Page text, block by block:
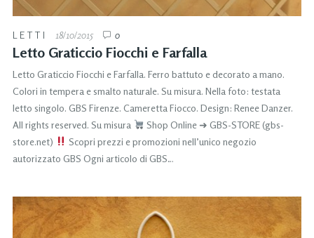
LETTI 18/10/2015 0
Letto Graticcio Fiocchi e Farfalla
Letto Graticcio Fiocchi e Farfalla. Ferro battuto e decorato a mano.
Colori in tempera e smalto naturale. Su misura. Nella foto: testata
letto singolo. GBS Firenze. Cameretta Fiocco. Design: Renee Danzer.
All rights reserved. Su misura
Shop Online ➜ GBS-STORE (gbs-
store.net)
Scopri prezzi e promozioni nell’unico negozio
autorizzato GBS Ogni articolo di GBS…